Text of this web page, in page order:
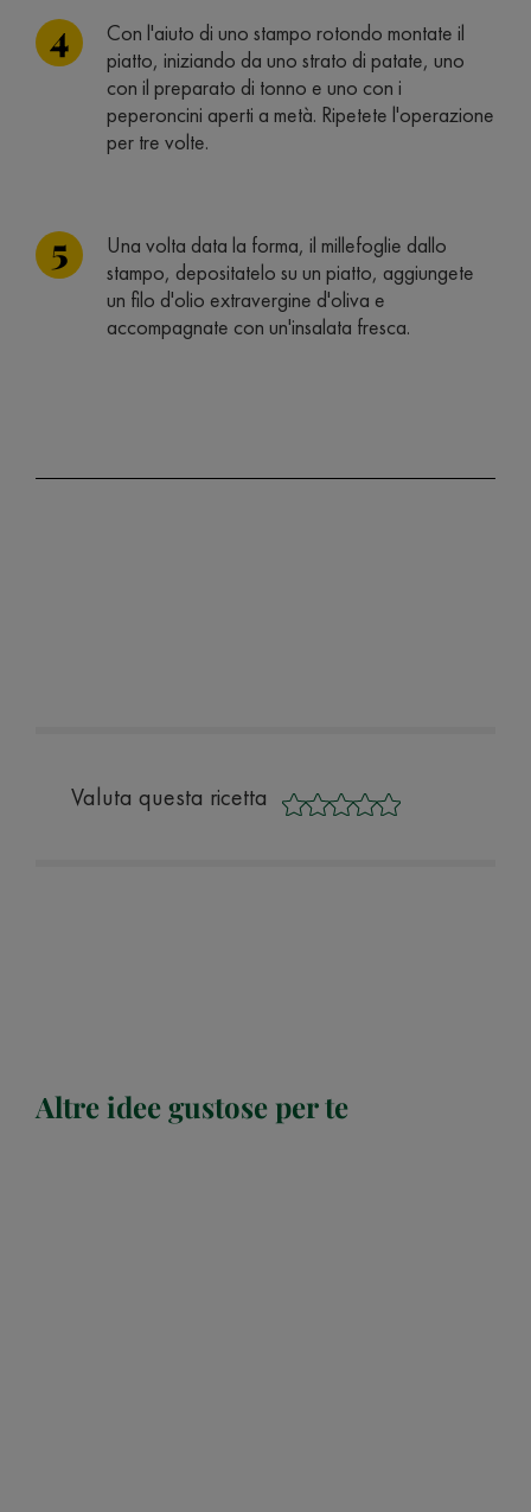
Con l'aiuto di uno stampo rotondo montate il
piatto, iniziando da uno strato di patate, uno
con il preparato di tonno e uno con i
peperoncini aperti a metà. Ripetete l'operazione
per tre volte.
Una volta data la forma, il millefoglie dallo
stampo, depositatelo su un piatto, aggiungete
un filo d'olio extravergine d'oliva e
accompagnate con un'insalata fresca.
Valuta questa ricetta
Altre idee gustose per te